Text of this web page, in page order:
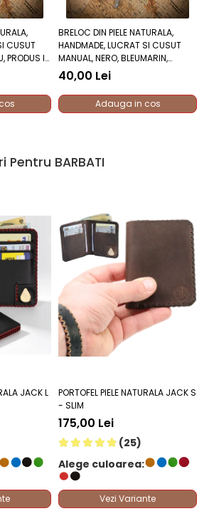
CUSUT
PRODUS IN
BRELOC DIN PIELE NATURALA,
HANDMADE, LUCRAT SI CUSUT
MANUAL, NERO, BLEUMARIN,
PRODUS IN ROMANIA
40,00 Lei
Adauga in cos
BARBATI
JACK L
PORTOFEL PIELE NATURALA JACK S
- SLIM
175,00 Lei
(25)
Alege culoarea:
Vezi Variante